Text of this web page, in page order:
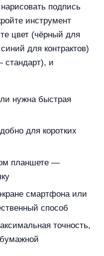
подпись
инструмент
цвет (чёрный для
для контрактов)
и
нужна быстрая
для коротких
планшете —
смартфона или
способ
точность,